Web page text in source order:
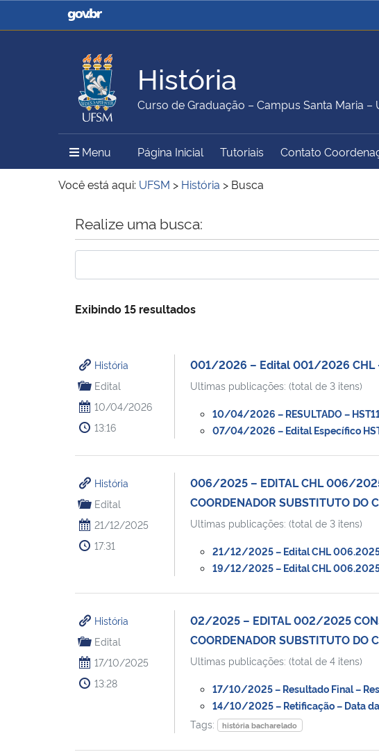
Casa Civil
Ministério da Justiça e
Ministério
Ministério da Agricultura,
Pecuária e Abastecimento
Ministério da Educação
Ministério do Meio Ambiente Ministério do Turismo
Ministério
História
Curso de Graduação – Campus Santa Maria –
Menu Menu Principal do Sítio
Página Inicial Tutoriais Contato
Você está aqui: UFSM > História > Busca
Início do conteúdo
Realize uma busca:
Exibindo 15 resultados
História
Edital
10/04/2026
13:16
001/2026 – Edital 001/2026 CHL
Ultimas publicações: (total de 3 itens)
10/04/2026 – RESULTADO –
07/04/2026 – Edital Específico
História
Edital
21/12/2025
17:31
006/2025 – EDITAL CHL 006/2025
COORDENADOR SUBSTITUTO DO
Ultimas publicações: (total de 3 itens)
21/12/2025 – Edital CHL 006.2025
19/12/2025 – Edital CHL
História
Edital
17/10/2025
13:28
02/2025 – EDITAL 002/2025
COORDENADOR SUBSTITUTO DO
Ultimas publicações: (total de 4 itens)
17/10/2025 – Resultado Final –
14/10/2025 – Retificação – Data
Tags:
história bacharelado